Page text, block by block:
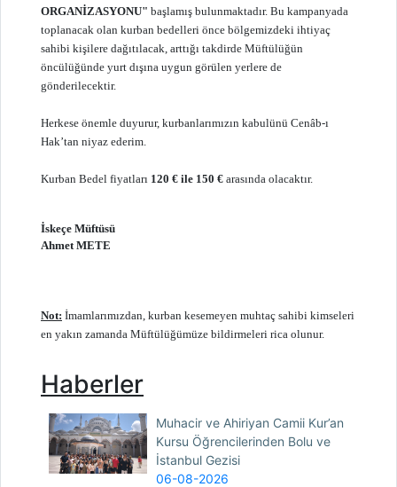
ORGANİZASYONU" başlamış bulunmaktadır. Bu kampanyada
toplanacak olan kurban bedelleri önce bölgemizdeki ihtiyaç
sahibi kişilere dağıtılacak, arttığı takdirde Müftülüğün
öncülüğünde yurt dışına uygun görülen yerlere de
gönderilecektir.
Herkese önemle duyurur, kurbanlarımızın kabulünü Cenâb-ı
Hak’tan niyaz ederim.
Kurban Bedel fiyatları 120 € ile 150 € arasında olacaktır.
İskeçe Müftüsü
Ahmet METE
Not: İmamlarımızdan, kurban kesemeyen muhtaç sahibi kimseleri
en yakın zamanda Müftülüğümüze bildirmeleri rica olunur.
Haberler
Muhacir ve Ahiriyan Camii Kur’an
Kursu Öğrencilerinden Bolu ve
İstanbul Gezisi
06-08-2026